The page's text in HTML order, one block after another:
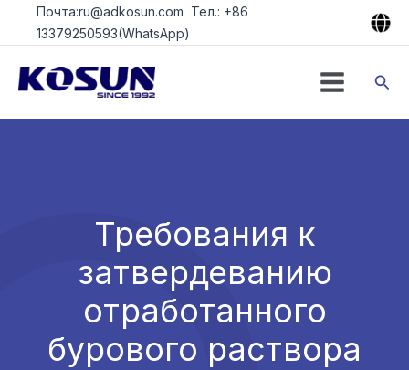
ПерейтиПочта:ru@adkosun.com Тел.: +86
13379250593(WhatsApp)
Требования к
затвердеванию
отработанного
бурового раствора